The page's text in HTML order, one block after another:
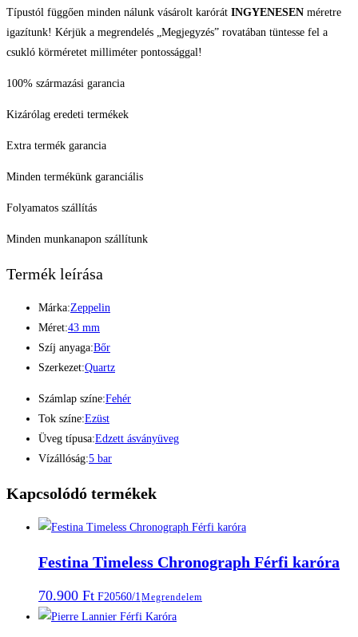
Típustól függően minden nálunk vásárolt karórát INGYENESEN méretre
igazítunk! Kérjük a megrendelés „Megjegyzés” rovatában tüntesse fel a
csukló körméretet milliméter pontossággal!
100% származási garancia
Kizárólag eredeti termékek
Extra termék garancia
Minden termékünk garanciális
Folyamatos szállítás
Minden munkanapon szállítunk
Termék leírása
Márka:Zeppelin
Méret:43 mm
Szíj anyaga:Bőr
Szerkezet:Quartz
Számlap színe:Fehér
Tok színe:Ezüst
Üveg típusa:Edzett ásványüveg
Vízállóság:5 bar
Kapcsolódó termékek
Festina Timeless Chronograph Férfi karóra
70.900 Ft F20560/1 Megrendelem